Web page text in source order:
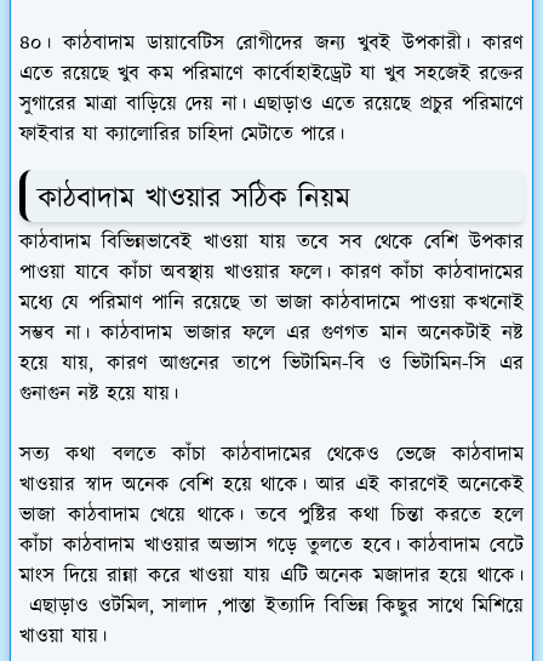
৪০। কাঠবাদাম ডায়াবেটিস রোগীদের জন্য খুবই উপকারী। কারণ
এতে রয়েছে খুব কম পরিমাণে কার্বোহাইড্রেট যা খুব সহজেই রক্তের
সুগারের মাত্রা বাড়িয়ে দেয় না। এছাড়াও এতে রয়েছে প্রচুর পরিমাণে
ফাইবার যা ক্যালোরির চাহিদা মেটাতে পারে।
কাঠবাদাম খাওয়ার সঠিক নিয়ম
কাঠবাদাম বিভিন্নভাবেই খাওয়া যায় তবে সব থেকে বেশি উপকার
পাওয়া যাবে কাঁচা অবস্থায় খাওয়ার ফলে। কারণ কাঁচা কাঠবাদামের
মধ্যে যে পরিমাণ পানি রয়েছে তা ভাজা কাঠবাদামে পাওয়া কখনোই
সম্ভব না। কাঠবাদাম ভাজার ফলে এর গুণগত মান অনেকটাই নষ্ট
হয়ে যায়, কারণ আগুনের তাপে ভিটামিন-বি ও ভিটামিন-সি এর
গুনাগুন নষ্ট হয়ে যায়।
সত্য কথা বলতে কাঁচা কাঠবাদামের থেকেও ভেজে কাঠবাদাম
খাওয়ার স্বাদ অনেক বেশি হয়ে থাকে। আর এই কারণেই অনেকেই
ভাজা কাঠবাদাম খেয়ে থাকে। তবে পুষ্টির কথা চিন্তা করতে হলে
কাঁচা কাঠবাদাম খাওয়ার অভ্যাস গড়ে তুলতে হবে। কাঠবাদাম বেটে
মাংস দিয়ে রান্না করে খাওয়া যায় এটি অনেক মজাদার হয়ে থাকে।
এছাড়াও ওটমিল, সালাদ ,পাস্তা ইত্যাদি বিভিন্ন কিছুর সাথে মিশিয়ে
খাওয়া যায়।